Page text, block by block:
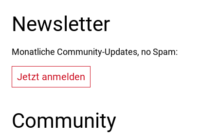
Newsletter
Monatliche Community-Updates, no Spam:
Jetzt anmelden
Community